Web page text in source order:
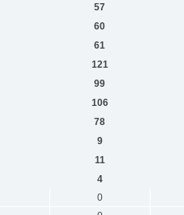
57
60
61
121
99
106
78
9
11
4
0